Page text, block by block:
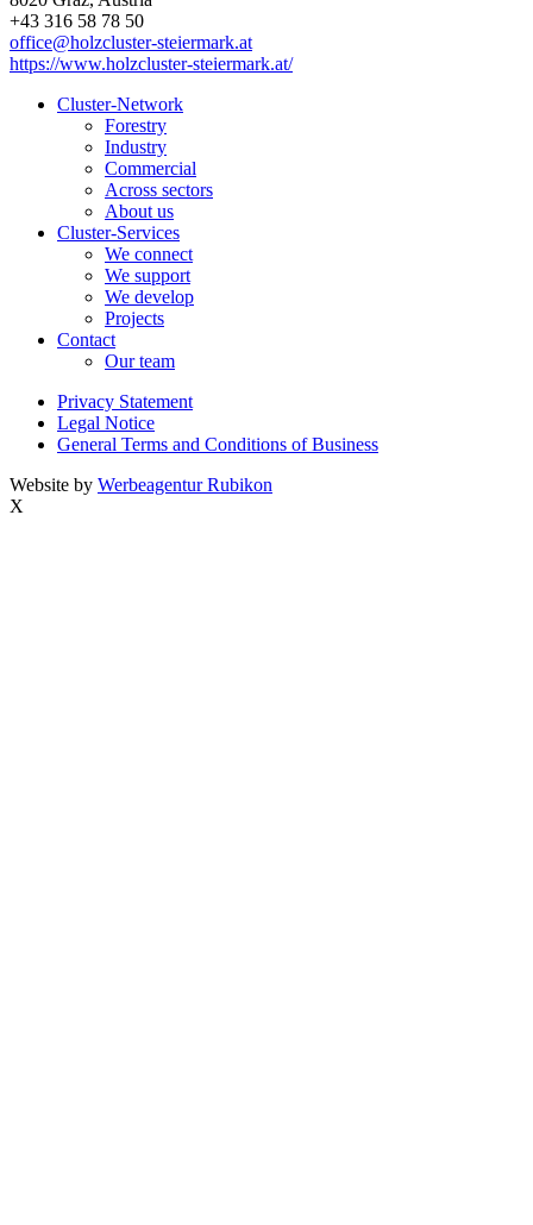
+43 316 58 78 50
office@holzcluster-steiermark.at
https://www.holzcluster-steiermark.at/
Cluster-Network
Forestry
Industry
Commercial
Across sectors
About us
Cluster-Services
We connect
We support
We develop
Projects
Contact
Our team
Privacy Statement
Legal Notice
General Terms and Conditions of Business
Website by Werbeagentur Rubikon
X